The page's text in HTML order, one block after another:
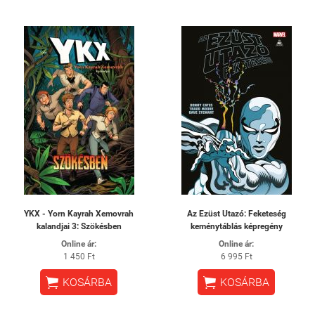
YKX - Yorn Kayrah Xemovrah
kalandjai 3: Szökésben
Online ár:
1 450 Ft
 KOSÁRBA
Az Ezüst Utazó: Feketeség
keménytáblás képregény
Online ár:
6 995 Ft
 KOSÁRBA